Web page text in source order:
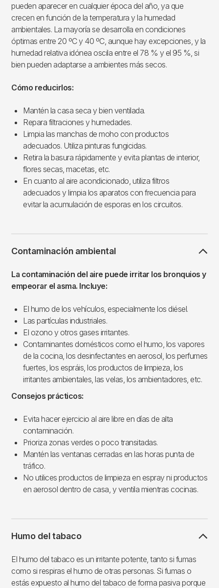
pueden aparecer en cualquier época del año, ya que
crecen en función de la temperatura y la humedad
ambientales. La mayoría se desarrolla en condiciones
óptimas entre 20 ºC y 40 ºC, aunque hay excepciones, y la
humedad relativa idónea oscila entre el 78 % y el 95 %, si
bien pueden adaptarse a ambientes más secos.
Cómo reducirlos:
Mantén la casa seca y bien ventilada.
Repara filtraciones y humedades.
Limpia las manchas de moho con productos
adecuados. Utiliza pinturas fungicidas.
Retira la basura rápidamente y evita plantas de interior,
flores secas, macetas, etc.
En cuanto al aire acondicionado, utiliza filtros
adecuados y limpia los aparatos con frecuencia para
evitar la acumulación de esporas en los circuitos.
Contaminación ambiental
La contaminación del aire puede irritar los bronquios y
empeorar el asma. Incluye:
El humo de los vehículos, especialmente los diésel.
Las partículas industriales.
El ozono y otros gases irritantes.
Contaminantes domésticos como el humo, los vapores
de la cocina, los desinfectantes en aerosol, los perfumes
fuertes, los espráis, los productos de limpieza, los
irritantes ambientales, las velas, los ambientadores, etc.
Consejos prácticos:
Evita hacer ejercicio al aire libre en días de alta
contaminación.
Prioriza zonas verdes o poco transitadas.
Mantén las ventanas cerradas en las horas punta de
tráfico.
No utilices productos de limpieza en espray ni productos
en aerosol dentro de casa, y ventila mientras cocinas.
Humo del tabaco
El humo del tabaco es un irritante potente, tanto si fumas
como si respiras el humo de otras personas. Si fumas o
estás expuesto al humo del tabaco de forma pasiva porque